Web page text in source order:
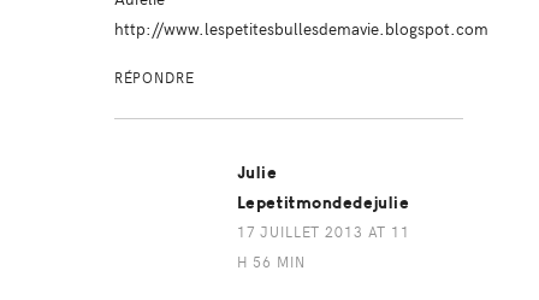
http://www.lespetitesbullesdemavie.blogspot.com
RÉPONDRE
Julie
Lepetitmondedejulie
17 JUILLET 2013 AT 11
H 56 MIN